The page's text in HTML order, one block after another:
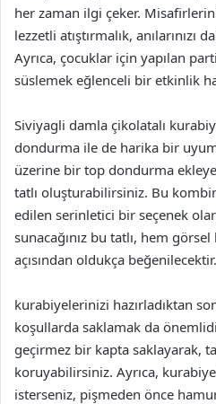
her zaman ilgi çeker.
lezzetli atıştırmalık, anılarınızı
Ayrıca, çocuklar için yapılan
süslemek eğlenceli bir etkinlik
Siviyagli damla çikolatalı
dondurma ile de harika bir
üzerine bir top dondurma
tatlı oluşturabilirsiniz. Bu
edilen serinletici bir seçenek
sunacağınız bu tatlı, hem
açısından oldukça beğenilecektir.
kurabiyelerinizi hazırladıktan
koşullarda saklamak da
geçirmez bir kapta saklayarak,
koruyabilirsiniz. Ayrıca,
isterseniz, pişmeden önce